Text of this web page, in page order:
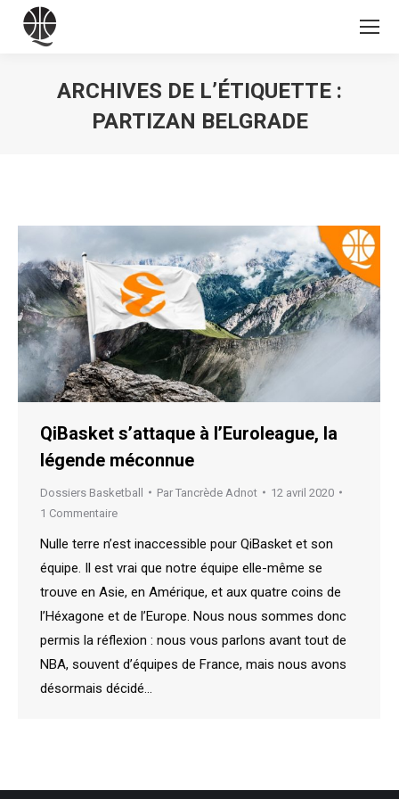
ARCHIVES DE L’ÉTIQUETTE :
PARTIZAN BELGRADE
QiBasket s’attaque à l’Euroleague, la
légende méconnue
Dossiers Basketball Par Tancrède Adnot
12 avril 2020
1 Commentaire
Nulle terre n’est inaccessible pour QiBasket et son
équipe. Il est vrai que notre équipe elle-même se
trouve en Asie, en Amérique, et aux quatre coins de
l’Héxagone et de l’Europe. Nous nous sommes donc
permis la réflexion : nous vous parlons avant tout de
NBA, souvent d’équipes de France, mais nous avons
désormais décidé…